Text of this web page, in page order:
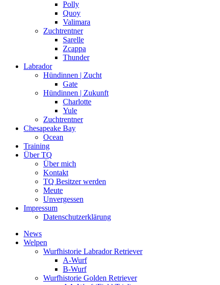
Polly
Quoy
Valimara
Zuchtrentner
Sarelle
Zcappa
Thunder
Labrador
Hündinnen | Zucht
Gate
Hündinnen | Zukunft
Charlotte
Yule
Zuchtrentner
Chesapeake Bay
Ocean
Training
Über TQ
Über mich
Kontakt
TQ Besitzer werden
Meute
Unvergessen
Impressum
Datenschutzerklärung
News
Welpen
Wurfhistorie Labrador Retriever
A-Wurf
B-Wurf
Wurfhistorie Golden Retriever